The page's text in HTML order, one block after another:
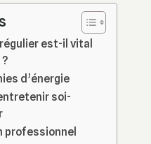
est-il vital
d’énergie
soi-
professionnel